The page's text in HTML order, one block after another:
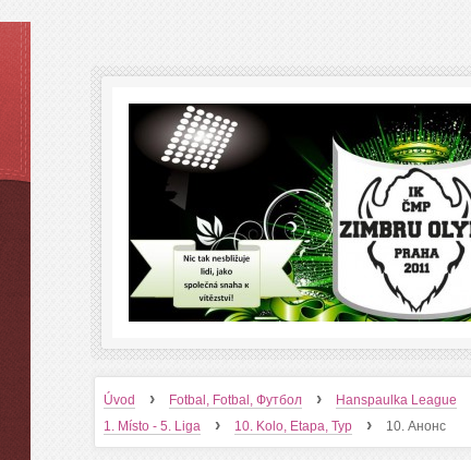
Úvod › Fotbal, Fotbal, Футбол ›
Hanspaulka League
1. Místo - 5. Liga
› 10. Kolo, Etapa, Тур › 10. Анонс